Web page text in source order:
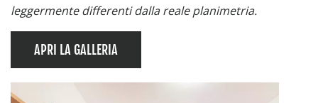
leggermente differenti dalla reale planimetria.
APRI LA GALLERIA